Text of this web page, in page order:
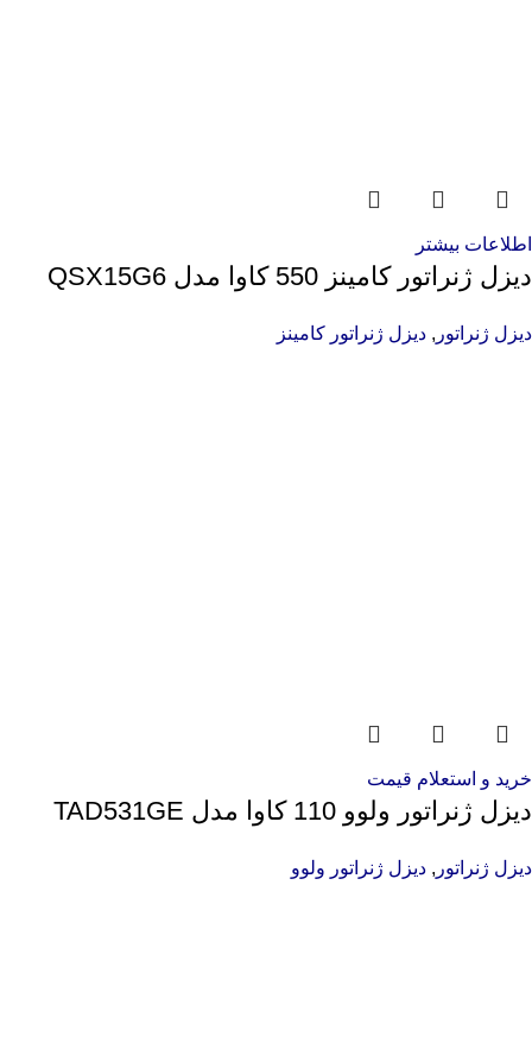
اطلاعات بیشتر
دیزل ژنراتور کامینز 550 کاوا مدل QSX15G6
دیزل ژنراتور , دیزل ژنراتور کامینز
خرید و استعلام قیمت
دیزل ژنراتور ولوو 110 کاوا مدل TAD531GE
دیزل ژنراتور , دیزل ژنراتور ولوو